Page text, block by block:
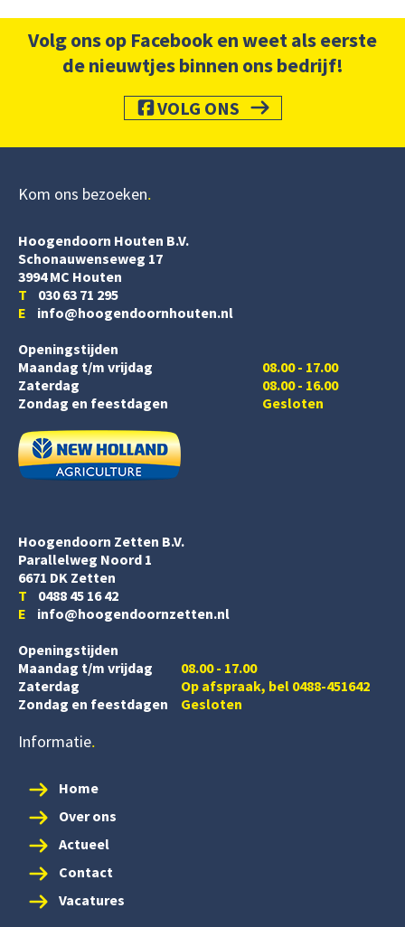
Volg ons op Facebook en weet als eerste
de nieuwtjes binnen ons bedrijf!
VOLG ONS
Kom ons bezoeken
Hoogendoorn Houten B.V.
Schonauwenseweg 17
3994 MC Houten
T 030 63 71 295
E info@hoogendoornhouten.nl
Openingstijden
Maandag t/m vrijdag
Zaterdag
08.00 - 17.00
08.00 - 16.00
Zondag en feestdagen
Gesloten
Hoogendoorn Zetten B.V.
Parallelweg Noord 1
6671 DK Zetten
T 0488 45 16 42
E info@hoogendoornzetten.nl
Openingstijden
Maandag t/m vrijdag
08.00 - 17.00
Zaterdag
Op afspraak, bel 0488-451642
Zondag en feestdagen
Gesloten
Informatie
Home
Over ons
Actueel
Contact
Vacatures